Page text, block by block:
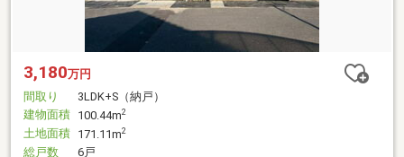
3,180万円
間取り
3LDK+S（納戸）
建物面積 100.44m2
土地面積 171.11m2
総戸数
6戸